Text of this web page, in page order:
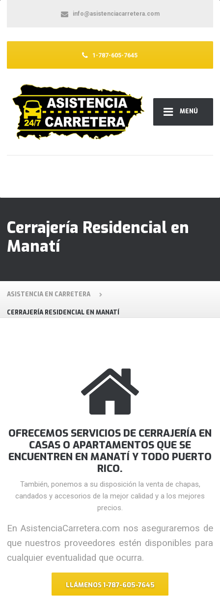
MENÚ
info@asistenciacarretera.com
1-787-605-7645
Cerrajería Residencial en
Manatí
ASISTENCIA EN CARRETERA
CERRAJERÍA RESIDENCIAL EN MANATÍ
OFRECEMOS SERVICIOS DE CERRAJERÍA EN
CASAS O APARTAMENTOS QUE SE
ENCUENTREN EN MANATÍ Y TODO PUERTO
RICO.
También, ponemos a su disposición la venta de chapas,
candados y accesorios de la mejor calidad y a los mejores
precios.
En AsistenciaCarretera.com nos aseguraremos de
que nuestros proveedores estén disponibles para
cualquier eventualidad que ocurra.
LLÁMENOS 1-787-605-7645